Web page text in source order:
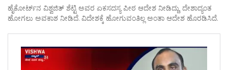
ಹೈಕೋರ್ಟ್‌ನ ವಿಶ್ವಜಿತ್ ಶೆಟ್ಟಿ ಅವರ ಏಕಸದಸ್ಯ ಪೀಠ ಆದೇಶ ನೀಡಿದ್ದು, ದೇಶಾದ್ಯಂತ
ಹೋಗಲು ಅವಕಾಶ ನೀಡಿದೆ. ವಿದೇಶಕ್ಕೆ ಹೋಗುವಂತಿಲ್ಲ ಅಂತಾ ಆದೇಶ ಹೊರಡಿಸಿದೆ.